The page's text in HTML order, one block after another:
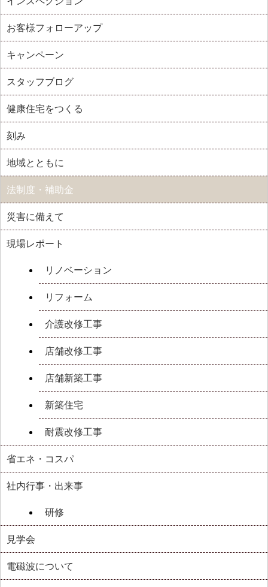
お客様フォローアップ
キャンペーン
スタッフブログ
健康住宅をつくる
刻み
地域とともに
法制度・補助金
災害に備えて
現場レポート
リノベーション
リフォーム
介護改修工事
店舗改修工事
店舗新築工事
新築住宅
耐震改修工事
省エネ・コスパ
社内行事・出来事
研修
見学会
電磁波について